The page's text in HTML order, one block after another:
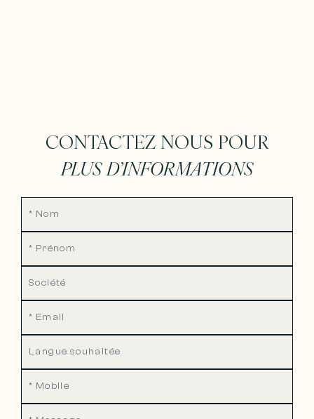
CONTACTEZ NOUS POUR
PLUS D’INFORMATIONS